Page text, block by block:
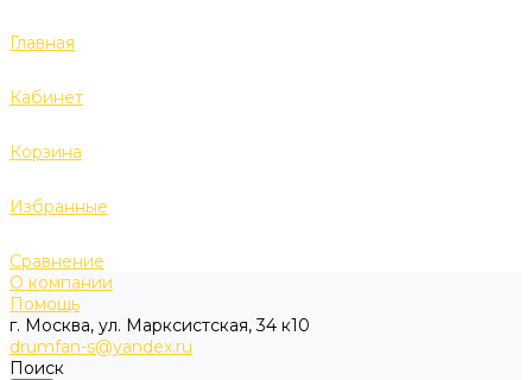
Главная
Кабинет
Корзина
Избранные
Сравнение
О компании
Помощь
г. Москва, ул. Марксистская, 34 к10
drumfan-s@yandex.ru
Поиск